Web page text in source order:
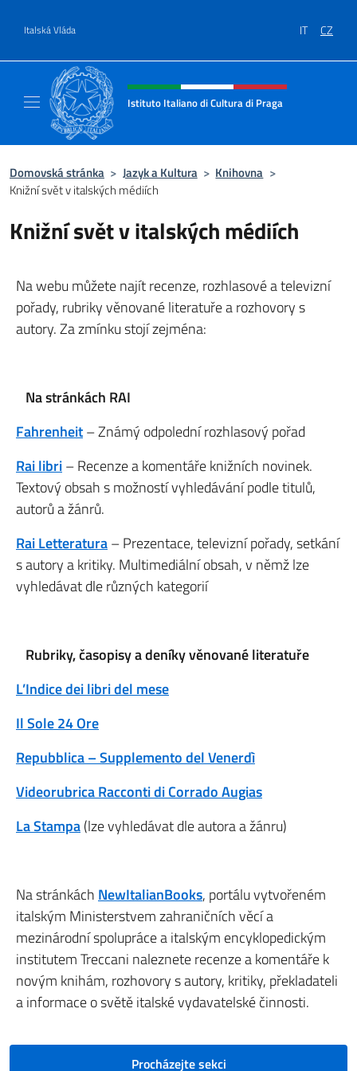
Italská Vláda IT CZ
Záhlaví webu, sociální sítě a
Istituto Italiano di Cultura di Praga
Domovská stránka > Jazyk a Kultura > Knihovna >
Knižní svět v italských médiích
Knižní svět v italských médiích
Na webu můžete najít recenze, rozhlasové a televizní
pořady, rubriky věnované literatuře a rozhovory s
autory. Za zmínku stojí zejména:
Na stránkách RAI
Fahrenheit– Známý odpolední rozhlasový pořad
Rai libri– Recenze a komentáře knižních novinek.
Textový obsah s možností vyhledávání podle titulů,
autorů a žánrů.
Rai Letteratura– Prezentace, televizní pořady, setkání
s autory a kritiky. Multimediální obsah, v němž lze
vyhledávat dle různých kategorií
Rubriky, časopisy a deníky věnované literatuře
L’Indice dei libri del mese
Il Sole 24 Ore
Repubblica – Supplemento del Venerdì
Videorubrica Racconti di Corrado Augias
La Stampa(lze vyhledávat dle autora a žánru)
Na stránkách NewItalianBooks, portálu vytvořeném
italským Ministerstvem zahraničních věcí a
mezinárodní spolupráce a italským encyklopedickým
institutem Treccani naleznete recenze a komentáře k
novým knihám, rozhovory s autory, kritiky, překladateli
a informace o světě italské vydavatelské činnosti.
Procházejte sekci